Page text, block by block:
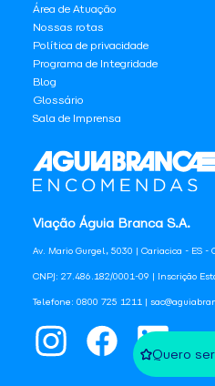
Quero
Viação Águia Branca S.A.
Av. Mario Gurgel, 5030 | Cariacica - ES -
CNPJ: 27.486.182/0001-09 | Inscrição
Telefone: 0800 725 1211 |
Área de Atuação
Nossas rotas
Política de privacidade
Programa de Integridade
Blog
Glossário
Sala de Imprensa